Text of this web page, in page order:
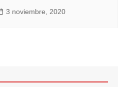
3 noviembre, 2020